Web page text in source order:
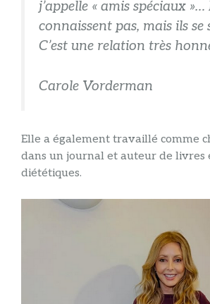
j’appelle « amis spéciaux »…
connaissent pas, mais ils se
C’est une relation très
Carole Vorderman
Elle a également travaillé comme
dans un journal et auteur de livres
diététiques.